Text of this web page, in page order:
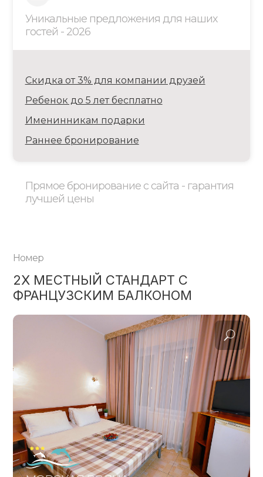
3х Местный Стандарт С Французским
4х Местный Стандарт С Французским
Балконом
1-Но Местный Номер Комфорт
3х Местный Номер Комфорт
4х Местный Номер Комфорт
2х Местный Номер Комфорт Плюс
Номер
2Х МЕСТНЫЙ СТАНДАРТ С
ФРАНЦУЗСКИМ БАЛКОНОМ
Уникальные предложения для наших
гостей - 2026
Скидка от 3% для компании друзей
Ребенок до 5 лет бесплатно
Именинникам подарки
Раннее бронирование
Прямое бронирование с сайта - гарантия
лучшей цены